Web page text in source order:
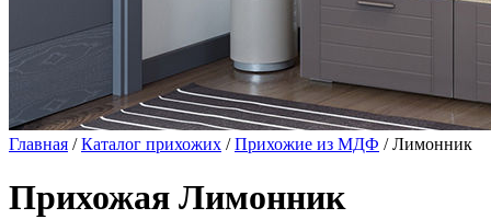
Главная /Каталог прихожих /Прихожие из МДФ / Лимонник
Прихожая Лимонник